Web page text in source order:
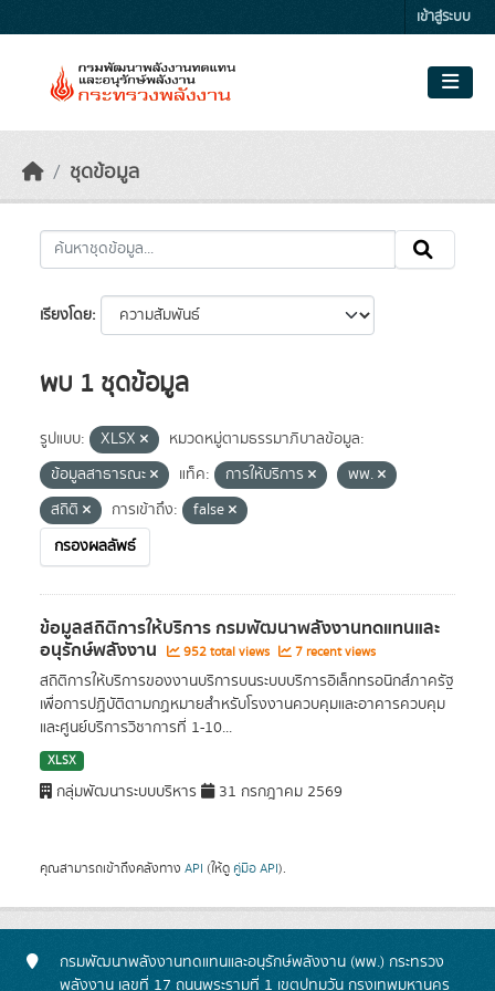
เข้าสู่ระบบ
ชุดข้อมูล
เรียงโดย
พบ 1 ชุดข้อมูล
รูปแบบ: XLSX
หมวดหมู่ตามธรรมาภิบาลข้อมูล:
ข้อมูลสาธารณะ
แท็ค: การให้บริการ
พพ.
สถิติ
การเข้าถึง:
false
กรองผลลัพธ์
ข้อมูลสถิติการให้บริการ กรมพัฒนาพลังงานทดแทนและ
อนุรักษ์พลังงาน 952 total views 7 recent views
สถิติการให้บริการของงานบริการบนระบบบริการอิเล็กทรอนิกส์ภาครัฐ
เพื่อการปฏิบัติตามกฏหมายสำหรับโรงงานควบคุมและอาคารควบคุม
และศูนย์บริการวิชาการที่ 1-10...
XLSX
กลุ่มพัฒนาระบบบริหาร 31 กรกฎาคม 2569
คุณสามารถเข้าถึงคลังทาง API (ให้ดู คู่มือ API).
กรมพัฒนาพลังงานทดแทนและอนุรักษ์พลังงาน (พพ.) กระทรวง
พลังงาน เลขที่ 17 ถนนพระรามที่ 1 เขตปทุมวัน กรุงเทพมหานคร